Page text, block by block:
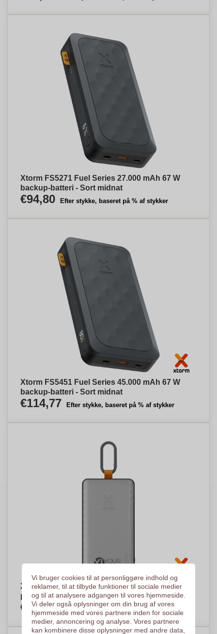
Xtorm FS5271 Fuel Series 27.000 mAh 67 W
backup-batteri - Sort midnat
€94,80 Efter stykke, baseret på % af stykker
Xtorm FS5451 Fuel Series 45.000 mAh 67 W
backup-batteri - Sort midnat
€114,77 Efter stykke, baseret på % af stykker
Xtorm XG2S101 Go2 10.000 mAh 15 W solcelle-
powerbank med lys
€40,40 Efter stykke, baseret på % af stykker
Vi bruger cookies til at personliggøre indhold og
reklamer, til at tilbyde funktioner til sociale medier
og til at analysere adgangen til vores hjemmeside.
Vi deler også oplysninger om din brug af vores
hjemmeside med vores partnere inden for sociale
medier, annoncering og analyse. Vores partnere
kan kombinere disse oplysninger med andre data,